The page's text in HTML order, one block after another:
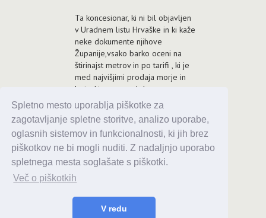
Spletno mesto uporablja piškotke za
zagotavljanje spletne storitve, analizo uporabe,
oglasnih sistemov in funkcionalnosti, ki jih brez
piškotkov ne bi mogli nuditi. Z nadaljnjo uporabo
spletnega mesta soglašate s piškotki.
Več o piškotkih
V redu
Ta koncesionar, ki ni bil objavljen
v Uradnem listu Hrvaške in ki kaže
neke dokumente njihove
Županije,vsako barko oceni na
štirinajst metrov in po tarifi , ki je
med najvišjimi prodaja morje in
boje, ki so ena od druge
oddaljene cca dvajset metrov
tako da se malo daljše barke
zaletavajo med seboj.
Ne vem ,kdaj bo konec te hrvaške
požrešnosti za našim navtičnim
denarjem. Skrajni čas je, da se
kako drugače organizirano
upremo takšni navtični politiki
Hrvaške, ki postaja degutantna.